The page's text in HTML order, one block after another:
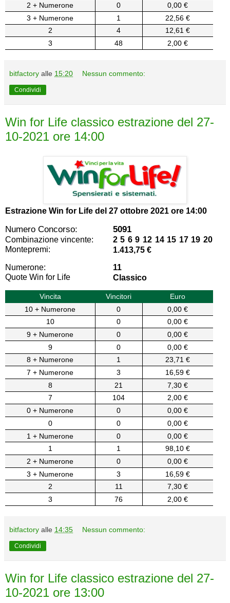
2 + Numerone
0
0,00 €
3 + Numerone
1
22,56 €
2
4
12,61 €
3
48 2,00 €
bitfactory alle 15:20 Nessun commento:
Condividi
Win for Life classico estrazione del 27-
10-2021 ore 14:00
Estrazione Win for Life del 27 ottobre 2021 ore 14:00
Numero Concorso: 5091
Combinazione vincente:
2 5 6 9 12 14 15 17 19 20
Montepremi:
1.413,75 €
Numerone:
11
Quote Win for Life
Classico
Vincita Vincitori
Euro
10 + Numerone
0
0,00 €
10
0
0,00 €
9 + Numerone
0
0,00 €
9
0
0,00 €
8 + Numerone
1
23,71 €
7 + Numerone
3
16,59 €
8
21
7,30 €
7
104
2,00 €
0 + Numerone
0
0,00 €
0
0
0,00 €
1 + Numerone
0
0,00 €
1
1
98,10 €
2 + Numerone
0
0,00 €
3 + Numerone
3
16,59 €
2
11
7,30 €
3
76 2,00 €
bitfactory alle 14:35 Nessun commento:
Condividi
Win for Life classico estrazione del 27-
10-2021 ore 13:00